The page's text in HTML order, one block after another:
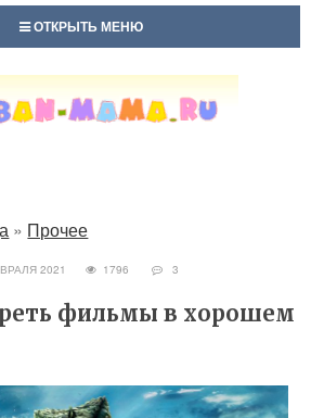
ОТКРЫТЬ МЕНЮ
» Прочее
2021 1796 3
фильмы в хорошем